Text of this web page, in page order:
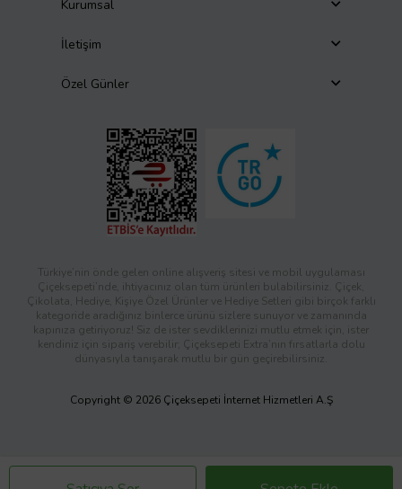
Kurumsal
İletişim
Özel Günler
Türkiye’nin önde gelen online alışveriş sitesi ve mobil uygulaması
Çiçeksepeti’nde, ihtiyacınız olan tüm ürünleri bulabilirsiniz. Çiçek,
Çikolata, Hediye, Kişiye Özel Ürünler ve Hediye Setleri gibi birçok farklı
kategoride aradığınız binlerce ürünü sizlere sunuyor ve zamanında
kapınıza getiriyoruz! Siz de ister sevdiklerinizi mutlu etmek için, ister
kendiniz için sipariş verebilir; Çiçeksepeti Extra’nın fırsatlarla dolu
dünyasıyla tanışarak mutlu bir gün geçirebilirsiniz.
Copyright © 2026 Çiçeksepeti İnternet Hizmetleri A.Ş